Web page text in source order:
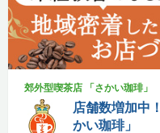
郊外型喫茶店 「さかい珈琲」
店舗数増加中
かい珈琲」